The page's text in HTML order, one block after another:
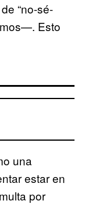
“no-sé-
Esto
una
estar en
por